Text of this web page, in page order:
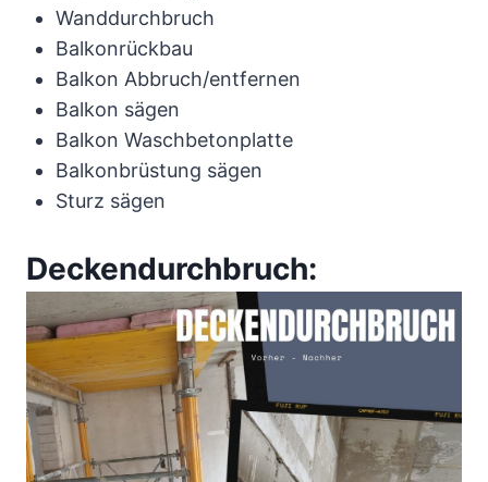
Wanddurchbruch
Balkonrückbau
Balkon Abbruch/entfernen
Balkon sägen
Balkon Waschbetonplatte
Balkonbrüstung sägen
Sturz sägen
Deckendurchbruch: